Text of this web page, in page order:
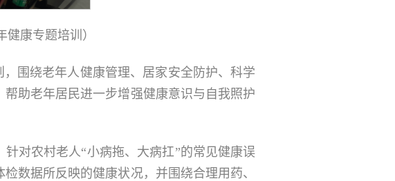
健康专题培训）
围绕老年人健康管理、居家安全防护、科学
助老年居民进一步增强健康意识与自我照护
对农村老人“小病拖、大病扛”的常见健康误
数据所反映的健康状况，并围绕合理用药、